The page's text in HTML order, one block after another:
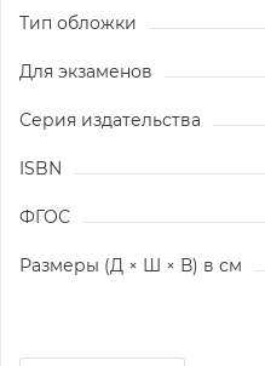
Тип обложки
Для экзаменов
Серия издательства
ISBN
ФГОС
Размеры (Д × Ш × В) в см